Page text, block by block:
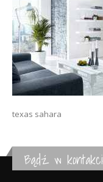
texas sahara
Bądź w